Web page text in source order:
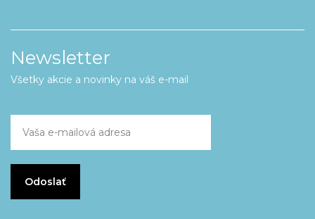
Newsletter
Všetky akcie a novinky na váš e-mail